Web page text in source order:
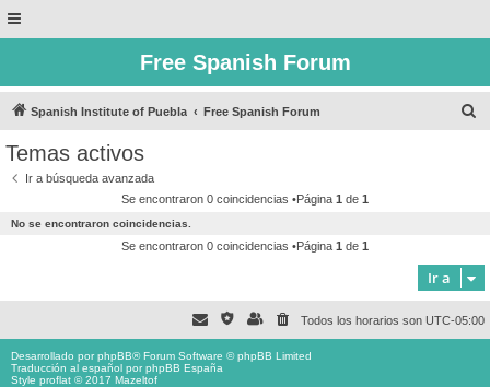
Free Spanish Forum
Spanish Institute of Puebla Free Spanish Forum
Temas activos
Ir a búsqueda avanzada
Se encontraron 0 coincidencias •Página 1 de 1
No se encontraron coincidencias.
Se encontraron 0 coincidencias •Página 1 de 1
Ir a
Todos los horarios son UTC-05:00
Desarrollado porphpBB® Forum Software © phpBB Limited
Traducción al español porphpBB España
Style proflat © 2017 Mazeltof